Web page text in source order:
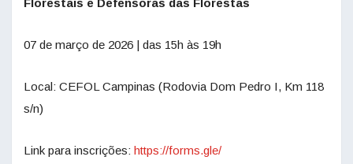
07 de março de 2026 | das 15h às 19h
Local: CEFOL Campinas (Rodovia Dom Pedro I, Km 118
s/n)
Link para inscrições: https://forms.gle/